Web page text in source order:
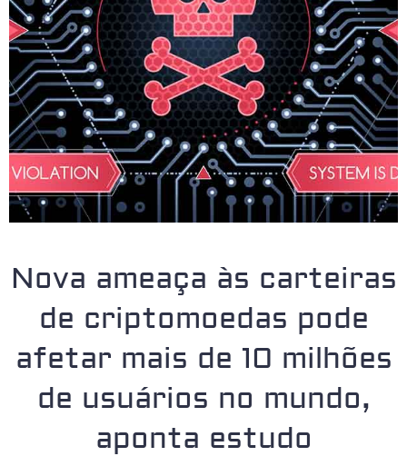
Nova ameaça às carteiras
de criptomoedas pode
afetar mais de 10 milhões
de usuários no mundo,
aponta estudo